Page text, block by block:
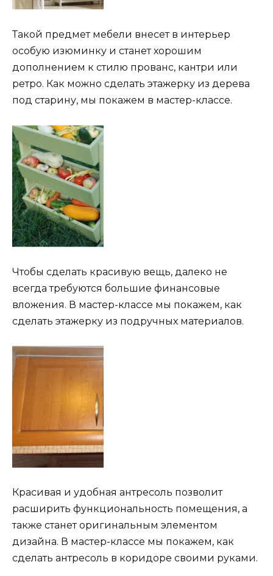
Такой предмет мебели внесет в интерьер
особую изюминку и станет хорошим
дополнением к стилю прованс, кантри или
ретро. Как можно сделать этажерку из дерева
под старину, мы покажем в мастер-классе.
Чтобы сделать красивую вещь, далеко не
всегда требуются большие финансовые
вложения. В мастер-классе мы покажем, как
сделать этажерку из подручных материалов.
Красивая и удобная антресоль позволит
расширить функциональность помещения, а
также станет оригинальным элементом
дизайна. В мастер-классе мы покажем, как
сделать антресоль в коридоре своими руками.